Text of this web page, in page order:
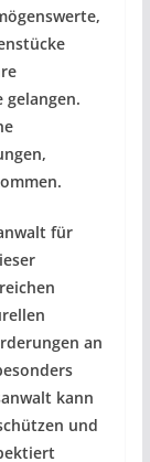
für
an
kann
und